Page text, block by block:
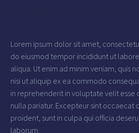
Lorem ipsum dolor sit amet,
do eiusmod tempor incididunt ut
aliqua. Ut enim ad minim veniam, quis
nisi ut aliquip ex ea commodo
in reprehenderit in voluptate velit esse
nulla pariatur. Excepteur sint occaecat
proident, sunt in culpa qui officia
laborum.